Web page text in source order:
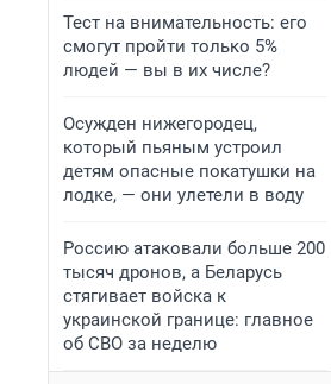
Тест на внимательность: его
смогут пройти только 5%
людей — вы в их числе?
Осужден нижегородец,
который пьяным устроил
детям опасные покатушки на
лодке, — они улетели в воду
Россию атаковали больше 200
тысяч дронов, а Беларусь
стягивает войска к
украинской границе: главное
об СВО за неделю